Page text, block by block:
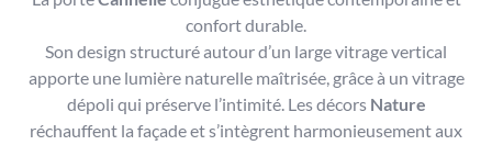
confort durable.
Son design structuré autour d’un large vitrage vertical
apporte une lumière naturelle maîtrisée, grâce à un vitrage
dépoli qui préserve l’intimité. Les décors Nature
réchauffent la façade et s’intègrent harmonieusement aux